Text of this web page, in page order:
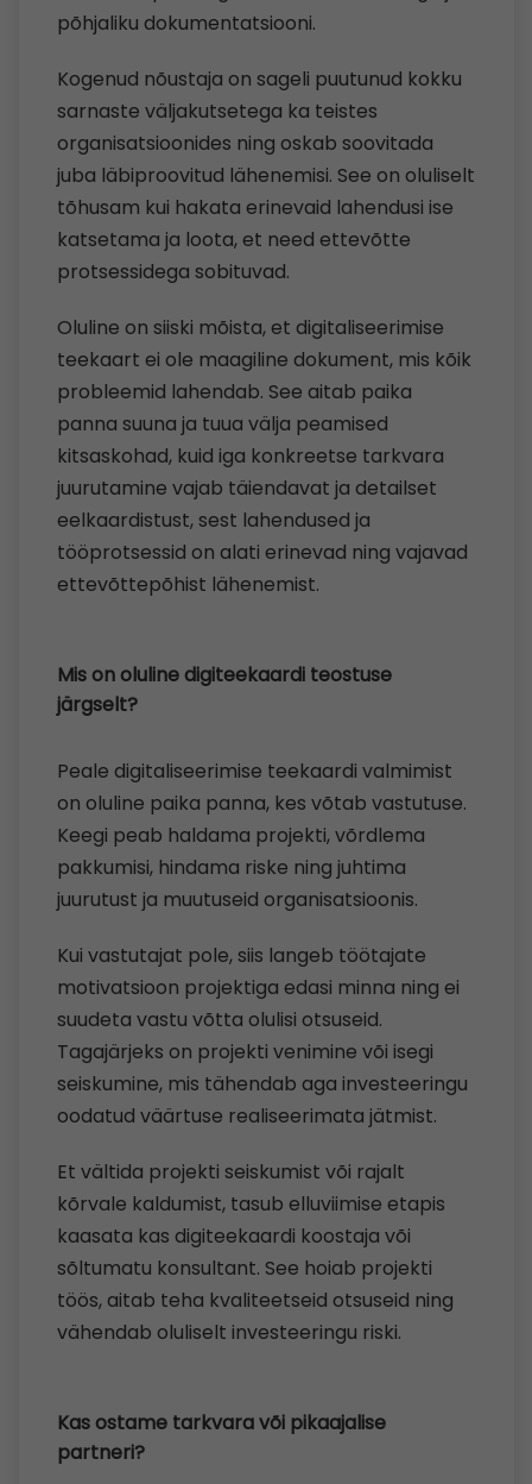
põhjaliku dokumentatsiooni.
Kogenud nõustaja on sageli puutunud kokku
sarnaste väljakutsetega ka teistes
organisatsioonides ning oskab soovitada
juba läbiproovitud lähenemisi. See on oluliselt
tõhusam kui hakata erinevaid lahendusi ise
katsetama ja loota, et need ettevõtte
protsessidega sobituvad.
Oluline on siiski mõista, et digitaliseerimise
teekaart ei ole maagiline dokument, mis kõik
probleemid lahendab. See aitab paika
panna suuna ja tuua välja peamised
kitsaskohad, kuid iga konkreetse tarkvara
juurutamine vajab täiendavat ja detailset
eelkaardistust, sest lahendused ja
tööprotsessid on alati erinevad ning vajavad
ettevõttepõhist lähenemist.
Mis on oluline digiteekaardi teostuse
järgselt?
Peale digitaliseerimise teekaardi valmimist
on oluline paika panna, kes võtab vastutuse.
Keegi peab haldama projekti, võrdlema
pakkumisi, hindama riske ning juhtima
juurutust ja muutuseid organisatsioonis.
Kui vastutajat pole, siis langeb töötajate
motivatsioon projektiga edasi minna ning ei
suudeta vastu võtta olulisi otsuseid.
Tagajärjeks on projekti venimine või isegi
seiskumine, mis tähendab aga investeeringu
oodatud väärtuse realiseerimata jätmist.
Et vältida projekti seiskumist või rajalt
kõrvale kaldumist, tasub elluviimise etapis
kaasata kas digiteekaardi koostaja või
sõltumatu konsultant. See hoiab projekti
töös, aitab teha kvaliteetseid otsuseid ning
vähendab oluliselt investeeringu riski.
Kas ostame tarkvara või pikaajalise
partneri?